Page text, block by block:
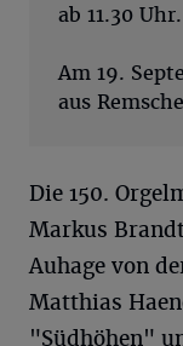
ab 11.30 Uhr.
Am 19.
aus
Die 150.
Markus
Auhage von
Matthias
"Südhöhen"